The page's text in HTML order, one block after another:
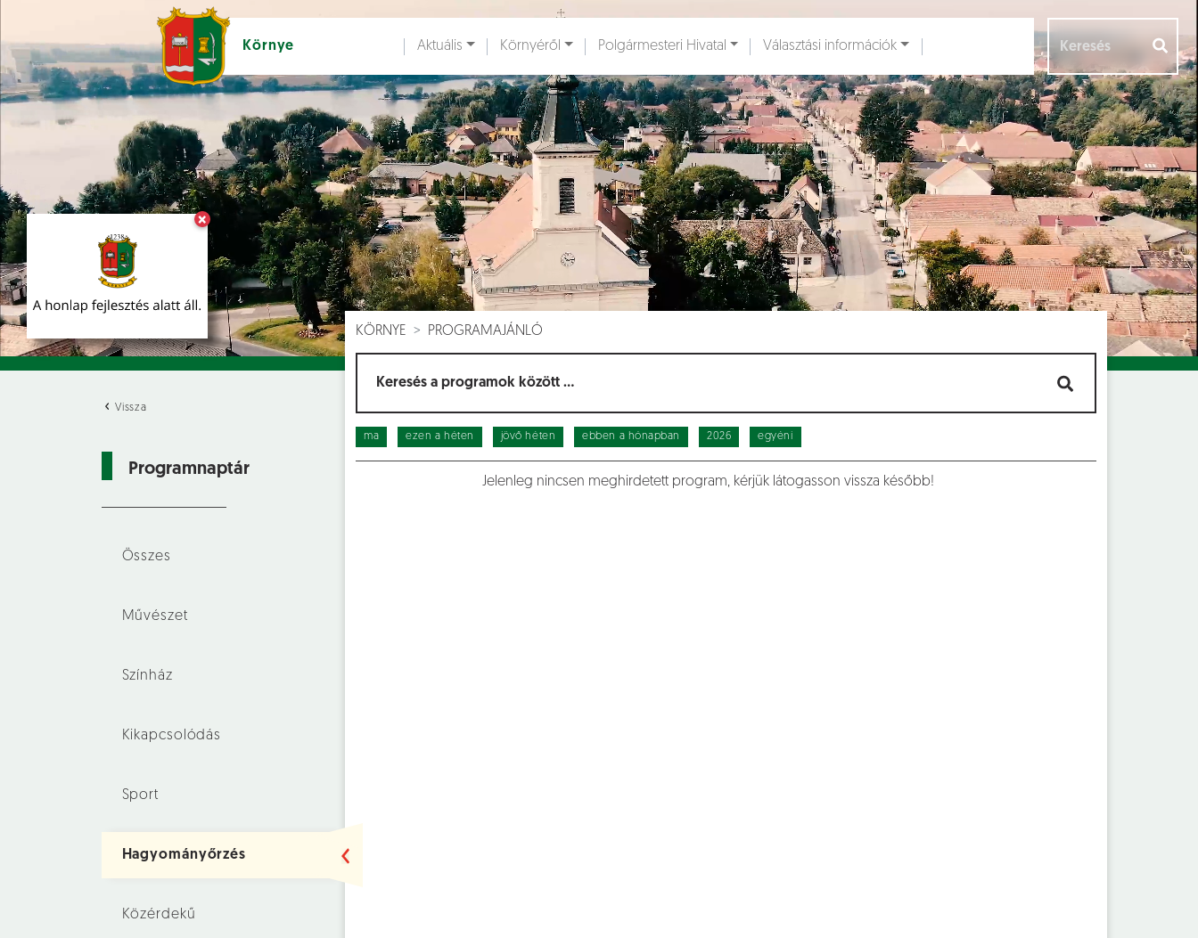
×
Környe
Ugrás a fő tartalomhoz
Aktuális Környéről Polgármesteri Hivatal Választási információk
Vissza
Programnaptár
Összes
Művészet
Színház
Kikapcsolódás
Sport
Hagyományőrzés
Közérdekű
KÖRNYE PROGRAMAJÁNLÓ
ma ezen a héten jövő héten ebben a hónapban 2026 egyéni
Jelenleg nincsen meghirdetett program, kérjük látogasson vissza később!
Hírek [ Események [] Dokumentumok [] Aloldalak []